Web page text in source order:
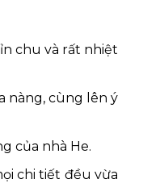
chu và rất nhiệt
nàng, cùng lên ý
của nhà He.
chi tiết đều vừa